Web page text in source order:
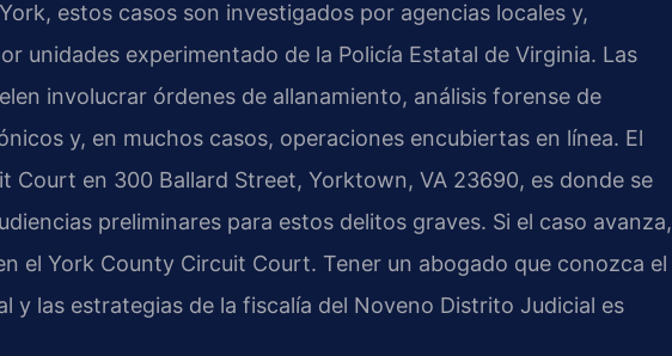
estos casos son investigados por agencias locales y,
unidades experimentado de la Policía Estatal de Virginia. Las
involucrar órdenes de allanamiento, análisis forense de
y, en muchos casos, operaciones encubiertas en línea. El
Court en 300 Ballard Street, Yorktown, VA 23690, es donde se
preliminares para estos delitos graves. Si el caso avanza,
el York County Circuit Court. Tener un abogado que conozca el
y las estrategias de la fiscalía del Noveno Distrito Judicial es